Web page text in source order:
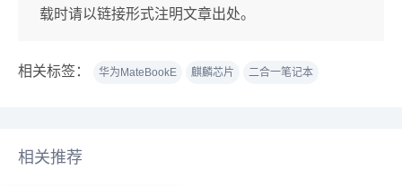
载时请以链接形式注明文章出处。
相关标签： 华为MateBookE 麒麟芯片 二合一笔记本
相关推荐